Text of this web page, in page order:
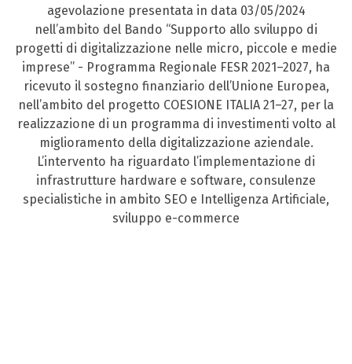
agevolazione presentata in data 03/05/2024
nell’ambito del Bando “Supporto allo sviluppo di
progetti di digitalizzazione nelle micro, piccole e medie
imprese” - Programma Regionale FESR 2021–2027, ha
ricevuto il sostegno finanziario dell’Unione Europea,
nell’ambito del progetto COESIONE ITALIA 21–27, per la
realizzazione di un programma di investimenti volto al
miglioramento della digitalizzazione aziendale.
L’intervento ha riguardato l’implementazione di
infrastrutture hardware e software, consulenze
specialistiche in ambito SEO e Intelligenza Artificiale,
sviluppo e-commerce